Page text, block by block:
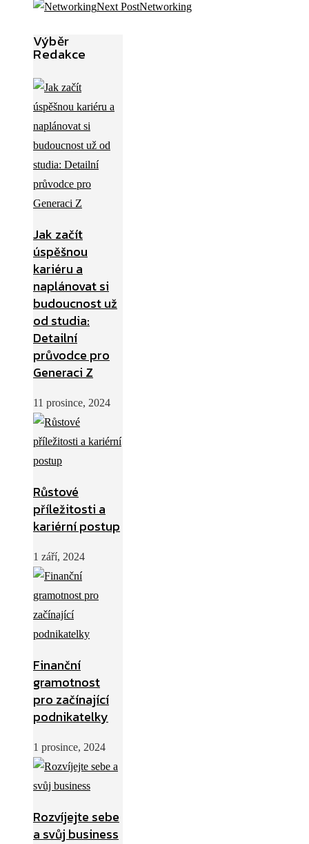
Next PostNetworking
Výběr
Redakce
Jak začít
úspěšnou
kariéru a
naplánovat si
budoucnost už
od studia:
Detailní
průvodce pro
Generaci Z
11 prosince, 2024
Růstové
příležitosti a
kariérní postup
1 září, 2024
Finanční
gramotnost
pro začínající
podnikatelky
1 prosince, 2024
Rozvíjejte sebe
a svůj business